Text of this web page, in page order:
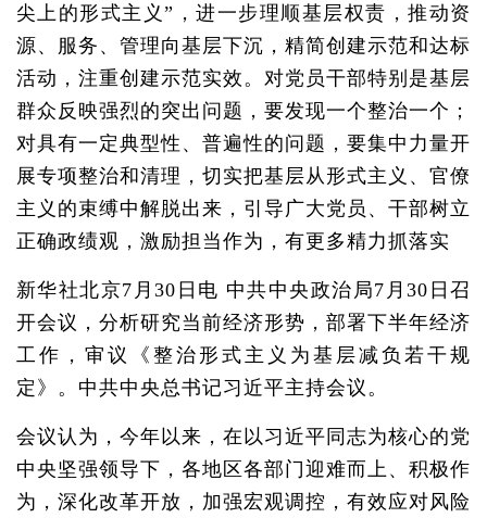
尖上的形式主义”，进一步理顺基层权责，推动资
源、服务、管理向基层下沉，精简创建示范和达标
活动，注重创建示范实效。对党员干部特别是基层
群众反映强烈的突出问题，要发现一个整治一个；
对具有一定典型性、普遍性的问题，要集中力量开
展专项整治和清理，切实把基层从形式主义、官僚
主义的束缚中解脱出来，引导广大党员、干部树立
正确政绩观，激励担当作为，有更多精力抓落实
新华社北京7月30日电 中共中央政治局7月30日召
开会议，分析研究当前经济形势，部署下半年经济
工作，审议《整治形式主义为基层减负若干规
定》。中共中央总书记习近平主持会议。
会议认为，今年以来，在以习近平同志为核心的党
中央坚强领导下，各地区各部门迎难而上、积极作
为，深化改革开放，加强宏观调控，有效应对风险